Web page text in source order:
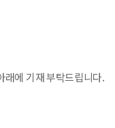
래에 기재 부탁드립니다.